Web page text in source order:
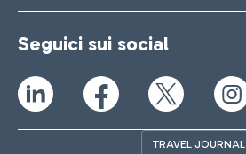
Seguici sui social
TRAVEL JOURNAL